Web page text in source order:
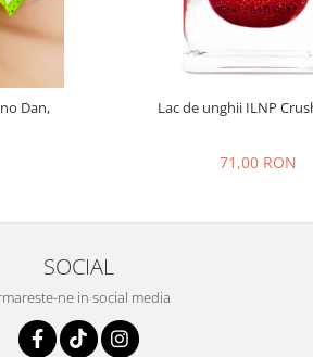
Dan,
Lac de unghii ILNP
71,00 RON
SOCIAL
ne in social media